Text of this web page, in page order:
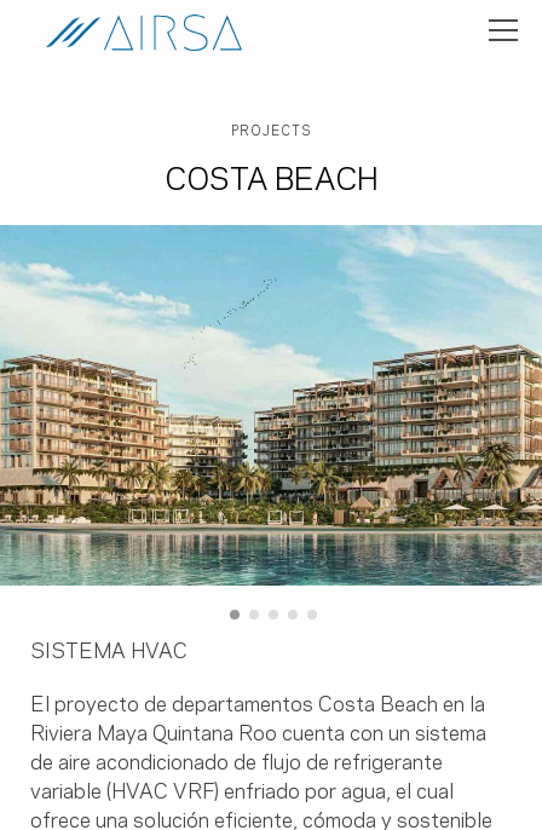
PROJECTS
COSTA BEACH
SISTEMA HVAC
El proyecto de departamentos Costa Beach en la
Riviera Maya Quintana Roo cuenta con un sistema
de aire acondicionado de flujo de refrigerante
variable (HVAC VRF) enfriado por agua, el cual
ofrece una solución eficiente, cómoda y sostenible